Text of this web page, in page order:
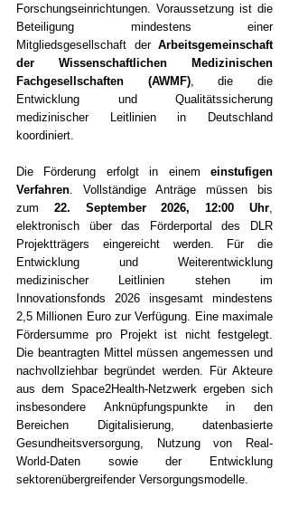
Forschungseinrichtungen. Voraussetzung ist die
Beteiligung mindestens einer
Mitgliedsgesellschaft der Arbeitsgemeinschaft
der Wissenschaftlichen Medizinischen
Fachgesellschaften (AWMF), die die
Entwicklung und Qualitätssicherung
medizinischer Leitlinien in Deutschland
koordiniert.
Die Förderung erfolgt in einem einstufigen
Verfahren . Vollständige Anträge müssen bis
zum 22. September 2026, 12:00 Uhr
elektronisch über das Förderportal des DLR
Projektträgers eingereicht werden. Für die
Entwicklung und Weiterentwicklung
medizinischer Leitlinien stehen im
Innovationsfonds 2026 insgesamt mindestens
2,5 Millionen Euro zur Verfügung. Eine maximale
Fördersumme pro Projekt ist nicht festgelegt.
Die beantragten Mittel müssen angemessen und
nachvollziehbar begründet werden. Für Akteure
aus dem Space2Health-Netzwerk ergeben sich
insbesondere Anknüpfungspunkte in den
Bereichen Digitalisierung, datenbasierte
Gesundheitsversorgung, Nutzung von Real-
World-Daten sowie der Entwicklung
sektorenübergreifender Versorgungsmodelle.